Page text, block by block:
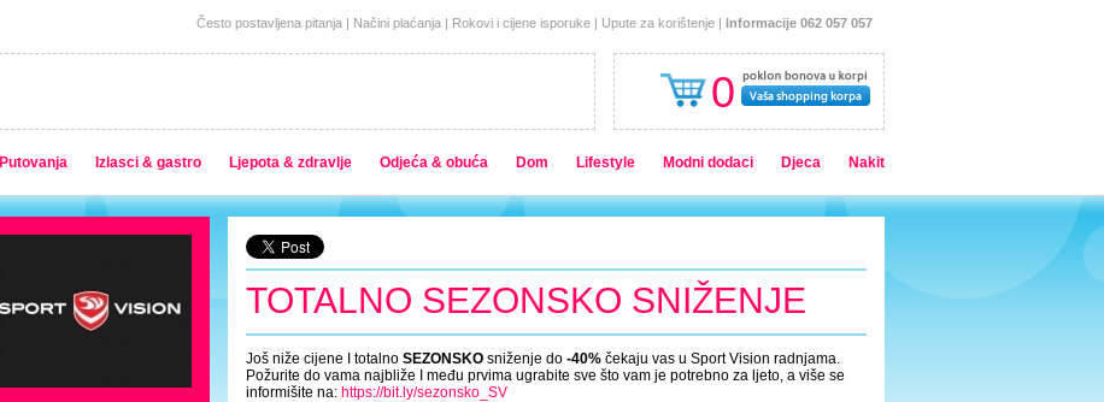
0
Često postavljena pitanja | Načini plaćanja | Rokovi i cijene isporuke | Upute za korištenje | Informacije 062 057 057
Putovanja Izlasci & gastro Ljepota & zdravlje Odjeća & obuća Dom Lifestyle Modni dodaci Djeca Nakit
TOTALNO SEZONSKO SNIŽENJE
Još niže cijene I totalno SEZONSKO sniženje do -40% čekaju vas u Sport Vision radnjama.
Požurite do vama najbliže I među prvima ugrabite sve što vam je potrebno za ljeto, a više se
informišite na: https://bit.ly/sezonsko_SV